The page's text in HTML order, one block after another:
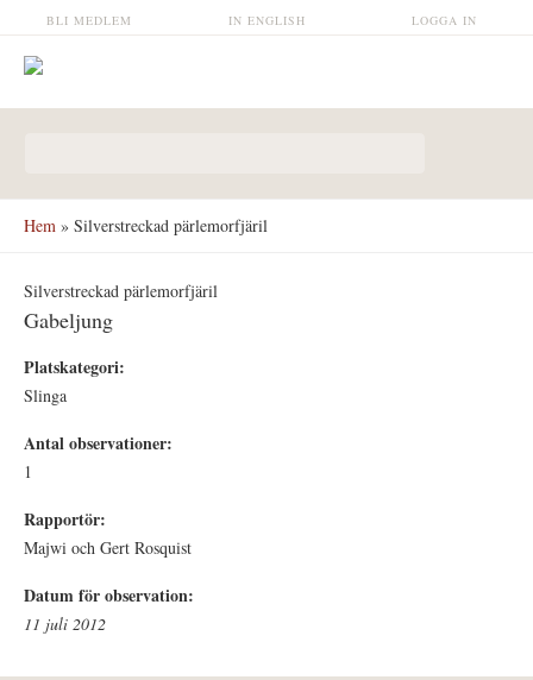
Hoppa till huvudinnehåll LOGGA IN
IN ENGLISH
BLI MEDLEM
Hem » Silverstreckad pärlemorfjäril
Silverstreckad pärlemorfjäril
Gabeljung
Platskategori:
Slinga
Antal observationer:
1
Rapportör:
Majwi och Gert Rosquist
Datum för observation:
11 juli 2012